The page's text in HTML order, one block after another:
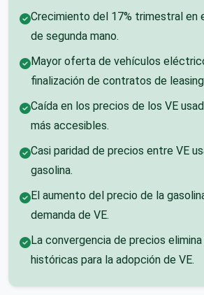
Crecimiento del 17% trimestral en
de segunda mano.
Mayor oferta de vehículos
finalización de contratos de
Caída en los precios de los VE
más accesibles.
Casi paridad de precios entre VE
gasolina.
El aumento del precio de la
demanda de VE.
La convergencia de precios elimina
históricas para la adopción de VE.